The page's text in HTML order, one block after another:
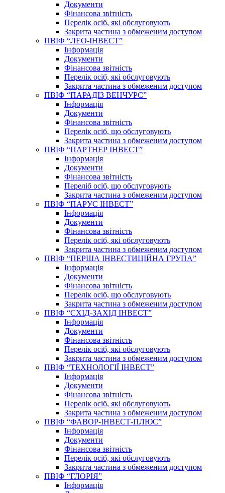
Документи
Фінансова звітність
Перелік осіб, які обслуговують
Закрита частина з обмеженим доступом
ПВІФ “ЛЕО-ІНВЕСТ”
Інформація
Документи
Фінансова звітність
Перелік осіб, які обслуговують
Закрита частина з обмеженим доступом
ПВІФ “ПАРАДІЗ ВЕНЧУРС”
Інформація
Документи
Фінансова звітність
Перелік осіб, що обслуговують
Закрита частина з обмеженим доступом
ПВІФ “ПАРТНЕР ІНВЕСТ”
Інформація
Документи
Фінансова звітність
Переліб осіб, що обслуговують
Закрита частина з обмеженим доступом
ПВІФ “ПАРУС ІНВЕСТ”
Інформація
Документи
Фінансова звітність
Перелік осіб, які обслуговують
Закрита частина з обмеженим доступом
ПВІФ “ПЕРША ІНВЕСТИЦІЙНА ГРУПА”
Інформація
Документи
Фінансова звітність
Перелік осіб, що обслуговують
Закрита частина з обмеженим доступом
ПВІФ “СХІД-ЗАХІД ІНВЕСТ”
Інформація
Документи
Фінансова звітність
Перелік осіб, які обслуговують
Закрита частина з обмеженим доступом
ПВІФ “ТЕХНОЛОГІЇ ІНВЕСТ”
Інформація
Документи
Фінансова звітність
Перелік осіб, які обслуговують
Закрита частина з обмеженим доступом
ПВІФ “ФАВОР-ІНВЕСТ-ПЛЮС”
Інформація
Документи
Фінансова звітність
Перелік осіб, які обслуговують
Закрита частина з обмеженим доступом
ПВІФ “ГЛОРІЯ”
Інформація